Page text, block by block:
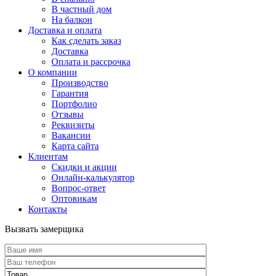
В частный дом
На балкон
Доставка и оплата
Как сделать заказ
Доставка
Оплата и рассрочка
О компании
Производство
Гарантия
Портфолио
Отзывы
Реквизиты
Вакансии
Карта сайта
Клиентам
Скидки и акции
Онлайн-калькулятор
Вопрос-ответ
Оптовикам
Контакты
Вызвать замерщика